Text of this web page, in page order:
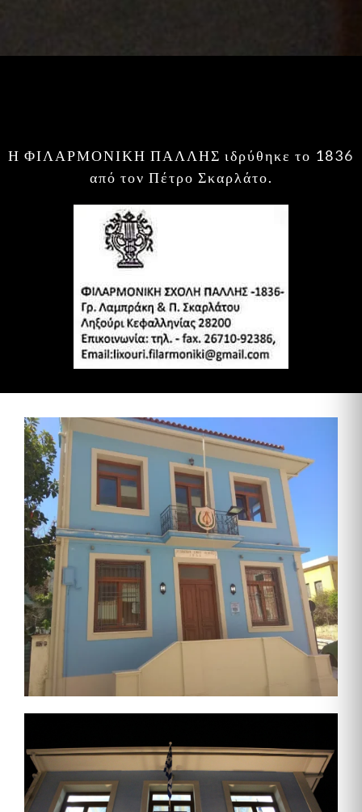
Η ΦΙΛΑΡΜΟΝΙΚΗ ΠΑΛΛΗΣ ιδρύθηκε το 1836
από τον Πέτρο Σκαρλάτο.